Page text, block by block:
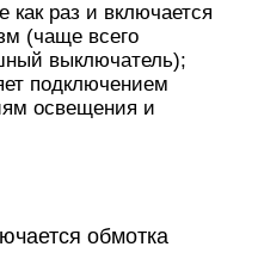
как раз и включается
(чаще всего
выключатель);
подключением
освещения и
обмотка